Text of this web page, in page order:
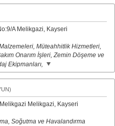
A Melikgazi, Kayseri
Müteahhitlik Hizmetleri,
Onarım İşleri, Zemin Döşeme ve
Ekipmanları,
Melikgazi, Kayseri
Soğutma ve Havalandırma